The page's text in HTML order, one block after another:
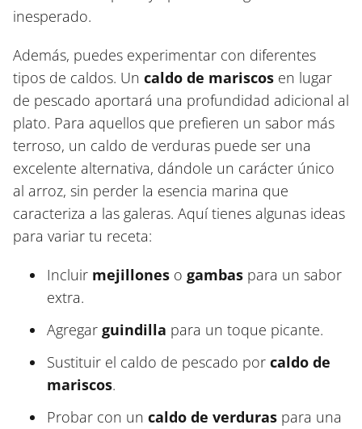
inesperado.
Además, puedes experimentar con diferentes
tipos de caldos. Un caldo de mariscos en lugar
de pescado aportará una profundidad adicional al
plato. Para aquellos que prefieren un sabor más
terroso, un caldo de verduras puede ser una
excelente alternativa, dándole un carácter único
al arroz, sin perder la esencia marina que
caracteriza a las galeras. Aquí tienes algunas ideas
para variar tu receta:
Incluir mejillones o gambas para un sabor
extra.
Agregar guindilla para un toque picante.
Sustituir el caldo de pescado por caldo de
mariscos.
Probar con un caldo de verduras para una